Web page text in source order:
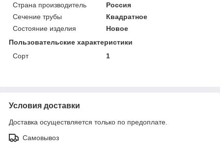
Страна производитель
Россия
Сечение трубы
Квадратное
Состояние изделия
Новое
Пользовательские характеристики
Сорт
1
Условия доставки
Доставка осуществляется только по предоплате.
Самовывоз